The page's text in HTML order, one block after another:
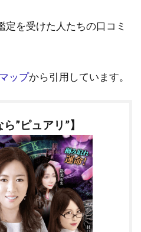
を受けた人たちの口コミ
ップから引用しています。
”ピュアリ”】